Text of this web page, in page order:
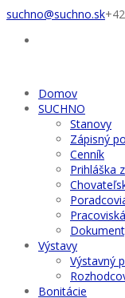
suchno@suchno.sk
Domov
SUCHNO
Stanovy
Zápisný
Cenník
Prihláška
Výstavy
Výstavný
Bonitácie